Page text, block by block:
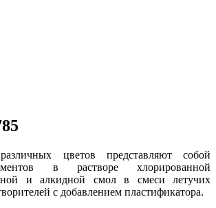
цветов представляют собой
в растворе хлорированной
и алкидной смол в смеси летучих
с добавлением пластификатора.